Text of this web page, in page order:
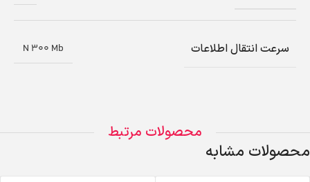
سرعت انتقال اطلاعات N 300 Mb
محصولات مرتبط
محصولات مشابه